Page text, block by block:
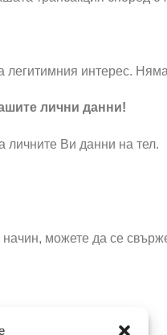
интерес.
лични данни!
личните Ви данни на тел.
можете да се